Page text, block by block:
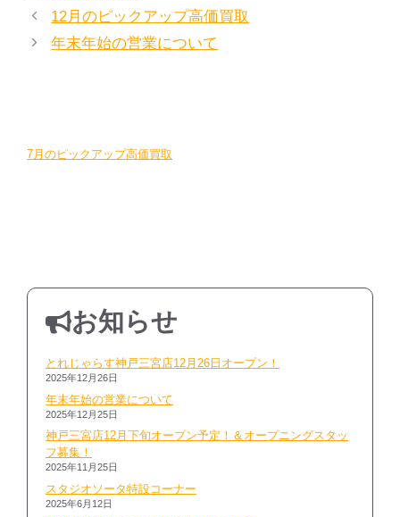
テ
ゴ
リ
12月のピックアップ高価買取
年末年始の営業について
7月のピックアップ高価買取
お知らせ
とれじゃらす神戸三宮店12月26日オープン！
2025年12月26日
年末年始の営業について
2025年12月25日
神戸三宮店12月下旬オープン予定！＆オープニングスタッ
フ募集！
2025年11月25日
スタジオソータ特設コーナー
2025年6月12日